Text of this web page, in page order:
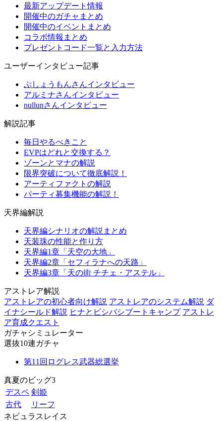
最新アップデート情報
開催中のガチャまとめ
開催中のイベントまとめ
コラボ情報まとめ
プレゼントコード一覧と入力方法
ユーザーインタビュー記事
ぶしょうもんさんインタビュー
アルミナさんインタビュー
nullunさんインタビュー
解説記事
毎日やるべきこと
EVPはどれと交換する？
ゾーンとマナの解説
限界突破について徹底解説！
アーティファクトの解説
パーティ募集機能の解説！
天界編解説
天界編シナリオの解説まとめ
天装珠の性能と作り方
天界編1章「天空の大地」
天界編2章「セフィラナへの天路」
天界編3章「天の街 チチェ・アステル」
アストレア解説
アストレアの初心者向け解説 アストレアのシステム解説 ダ
イナシールド解説 ヒナとビシバシブートキャンプ アストレ
ア育成クエスト
ガチャシミュレーター
選抜10連ガチャ
第11回ログレス武器総選挙
真夏のビッグ3
デスペ 剣姫
古代
リーフ
ネビュラスレイス